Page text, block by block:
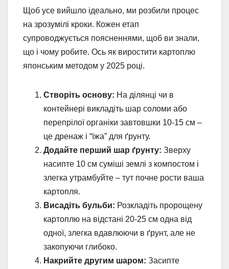
Щоб усе вийшло ідеально, ми розбили процес
на зрозумілі кроки. Кожен етап
супроводжується поясненнями, щоб ви знали,
що і чому робите. Ось як виростити картоплю
японським методом у 2025 році.
Створіть основу: На ділянці чи в
контейнері викладіть шар соломи або
перепрілої органіки завтовшки 10-15 см –
це дренаж і “їжа” для ґрунту.
Додайте перший шар ґрунту: Зверху
насипте 10 см суміші землі з компостом і
злегка утрамбуйте – тут почне рости ваша
картопля.
Висадіть бульби: Розкладіть пророщену
картоплю на відстані 20-25 см одна від
одної, злегка вдавлюючи в ґрунт, але не
закопуючи глибоко.
Накрийте другим шаром: Засипте